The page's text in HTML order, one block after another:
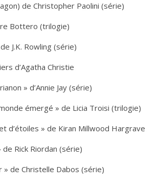
de Christopher Paolini (série)
Bottero (trilogie)
J.K. Rowling (série)
d’Agatha Christie
» d’Annie Jay (série)
émergé » de Licia Troisi (trilogie)
d’étoiles » de Kiran Millwood Hargrave
de Rick Riordan (série)
» de Christelle Dabos (série)